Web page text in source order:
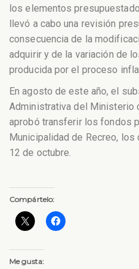
los elementos
llevó a cabo una revisión
consecuencia de la
adquirir y de la variación de
producida por el proceso
En agosto de este año, el
Administrativa del Ministerio
aprobó transferir los fondos
Municipalidad de Recreo,
12 de octubre.
Compártelo:
Me gusta: